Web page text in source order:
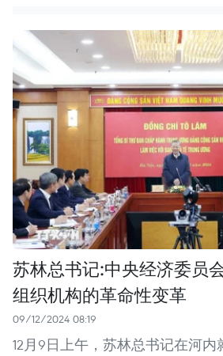
苏林总书记:中央经济委员
组织机构的革命性变革
09/12/2024 08:19
12月9日上午，苏林总书记在河